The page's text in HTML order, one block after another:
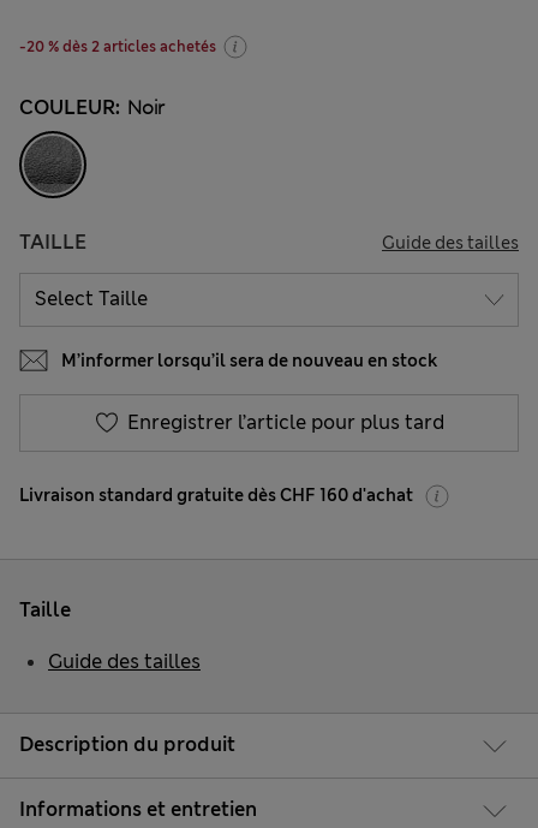
-20 % dès 2 articles achetés
COULEUR: Noir
TAILLE Guide des tailles
M’informer lorsqu’il sera de nouveau en stock
Enregistrer l’article pour plus tard
Livraison standard gratuite dès CHF 160 d'achat
Description du produit
Informations et entretien
Taille
Guide des tailles